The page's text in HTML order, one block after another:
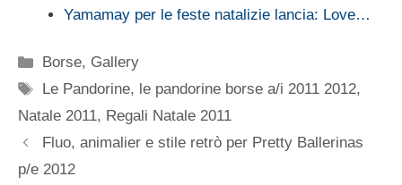
Yamamay per le feste natalizie lancia: Love…
Categorie
Borse, Gallery
Tag
Le Pandorine, le pandorine borse a/i 2011 2012,
Natale 2011, Regali Natale 2011
Fluo, animalier e stile retrò per Pretty Ballerinas
p/e 2012